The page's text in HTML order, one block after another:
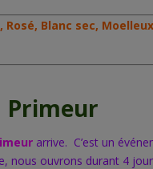
Blanc sec,
Primeur
arrive. C’est un
nous ouvrons durant 4